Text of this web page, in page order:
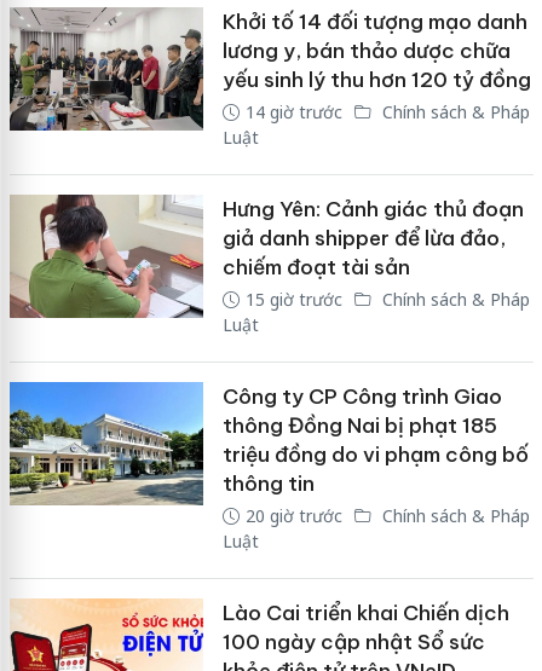
Khởi tố 14 đối tượng mạo danh
lương y, bán thảo dược chữa
yếu sinh lý thu hơn 120 tỷ đồng
14 giờ trước
Chính sách & Pháp
Luật
Hưng Yên: Cảnh giác thủ đoạn
giả danh shipper để lừa đảo,
chiếm đoạt tài sản
15 giờ trước
Chính sách & Pháp
Luật
Công ty CP Công trình Giao
thông Đồng Nai bị phạt 185
triệu đồng do vi phạm công bố
thông tin
20 giờ trước
Chính sách & Pháp
Luật
Lào Cai triển khai Chiến dịch
100 ngày cập nhật Sổ sức